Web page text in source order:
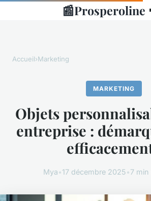
📰Prosperoline
Accueil›Marketing
MARKETING
Objets
entreprise :
Mya•17 décembre 2025•7 min